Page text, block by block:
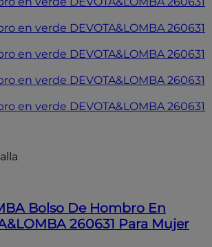
Bolso De Hombro En
260631 Para Mujer